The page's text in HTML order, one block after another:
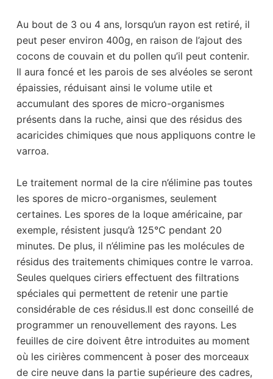
Au bout de 3 ou 4 ans, lorsqu’un rayon est retiré, il
peut peser environ 400g, en raison de l’ajout des
cocons de couvain et du pollen qu’il peut contenir.
Il aura foncé et les parois de ses alvéoles se seront
épaissies, réduisant ainsi le volume utile et
accumulant des spores de micro-organismes
présents dans la ruche, ainsi que des résidus des
acaricides chimiques que nous appliquons contre le
varroa.
Le traitement normal de la cire n’élimine pas toutes
les spores de micro-organismes, seulement
certaines. Les spores de la loque américaine, par
exemple, résistent jusqu’à 125°C pendant 20
minutes. De plus, il n’élimine pas les molécules de
résidus des traitements chimiques contre le varroa.
Seules quelques ciriers effectuent des filtrations
spéciales qui permettent de retenir une partie
considérable de ces résidus.Il est donc conseillé de
programmer un renouvellement des rayons. Les
feuilles de cire doivent être introduites au moment
où les cirières commencent à poser des morceaux
de cire neuve dans la partie supérieure des cadres,